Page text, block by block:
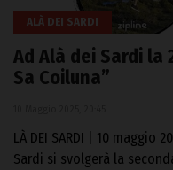
ALÀ DEI SARDI
Ad Alà dei Sardi la
Sa Coiluna”
LÀ DEI SARDI | 10 maggio
Sardi si svolgerà la